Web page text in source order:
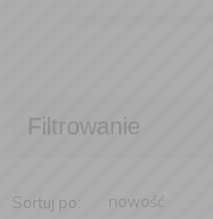
Filtrowanie
Sortuj po: